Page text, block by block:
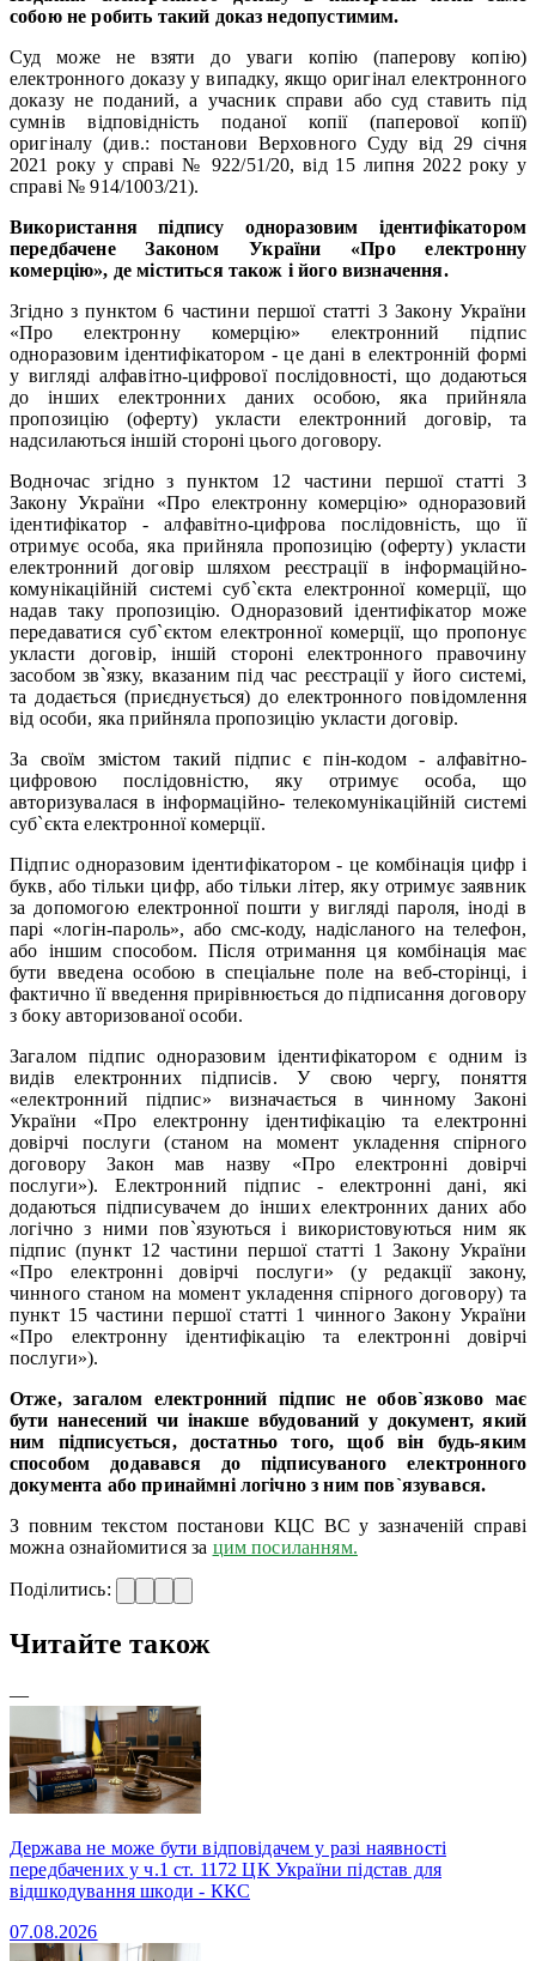
собою не робить такий доказ недопустимим.
Суд може не взяти до уваги копію (паперову копію)
електронного доказу у випадку, якщо оригінал електронного
доказу не поданий, а учасник справи або суд ставить під
сумнів відповідність поданої копії (паперової копії)
оригіналу (див.: постанови Верховного Суду від 29 січня
2021 року у справі № 922/51/20, від 15 липня 2022 року у
справі № 914/1003/21).
Використання підпису одноразовим ідентифікатором
передбачене Законом України «Про електронну
комерцію», де міститься також і його визначення.
Згідно з пунктом 6 частини першої статті 3 Закону України
«Про електронну комерцію» електронний підпис
одноразовим ідентифікатором - це дані в електронній формі
у вигляді алфавітно-цифрової послідовності, що додаються
до інших електронних даних особою, яка прийняла
пропозицію (оферту) укласти електронний договір, та
надсилаються іншій стороні цього договору.
Водночас згідно з пунктом 12 частини першої статті 3
Закону України «Про електронну комерцію» одноразовий
ідентифікатор - алфавітно-цифрова послідовність, що її
отримує особа, яка прийняла пропозицію (оферту) укласти
електронний договір шляхом реєстрації в інформаційно-
комунікаційній системі суб`єкта електронної комерції, що
надав таку пропозицію. Одноразовий ідентифікатор може
передаватися суб`єктом електронної комерції, що пропонує
укласти договір, іншій стороні електронного правочину
засобом зв`язку, вказаним під час реєстрації у його системі,
та додається (приєднується) до електронного повідомлення
від особи, яка прийняла пропозицію укласти договір.
За своїм змістом такий підпис є пін-кодом - алфавітно-
цифровою послідовністю, яку отримує особа, що
авторизувалася в інформаційно- телекомунікаційній системі
суб`єкта електронної комерції.
Підпис одноразовим ідентифікатором - це комбінація цифр і
букв, або тільки цифр, або тільки літер, яку отримує заявник
за допомогою електронної пошти у вигляді пароля, іноді в
парі «логін-пароль», або смс-коду, надісланого на телефон,
або іншим способом. Після отримання ця комбінація має
бути введена особою в спеціальне поле на веб-сторінці, і
фактично її введення прирівнюється до підписання договору
з боку авторизованої особи.
Загалом підпис одноразовим ідентифікатором є одним із
видів електронних підписів. У свою чергу, поняття
«електронний підпис» визначається в чинному Законі
України «Про електронну ідентифікацію та електронні
довірчі послуги (станом на момент укладення спірного
договору Закон мав назву «Про електронні довірчі
послуги»). Електронний підпис - електронні дані, які
додаються підписувачем до інших електронних даних або
логічно з ними пов`язуються і використовуються ним як
підпис (пункт 12 частини першої статті 1 Закону України
«Про електронні довірчі послуги» (у редакції закону,
чинного станом на момент укладення спірного договору) та
пункт 15 частини першої статті 1 чинного Закону України
«Про електронну ідентифікацію та електронні довірчі
послуги»).
Отже, загалом електронний підпис не обов`язково має
бути нанесений чи інакше вбудований у документ, який
ним підписується, достатньо того, щоб він будь-яким
способом додавався до підписуваного електронного
документа або принаймні логічно з ним пов`язувався.
З повним текстом постанови КЦС ВС у зазначеній справі
можна ознайомитися за цим посиланням.
Поділитись:
Читайте також
—
Держава не може бути відповідачем у разі наявності
передбачених у ч.1 ст. 1172 ЦК України підстав для
відшкодування шкоди - ККС
07.08.2026